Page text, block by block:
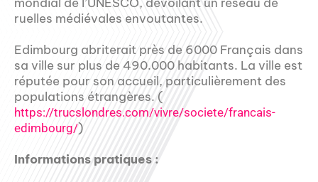
ruelles médiévales envoutantes.
Edimbourg abriterait près de 6000 Français dans
sa ville sur plus de 490.000 habitants. La ville est
réputée pour son accueil, particulièrement des
populations étrangères. (
https://trucslondres.com/vivre/societe/francais-
edimbourg/)
Informations pratiques :